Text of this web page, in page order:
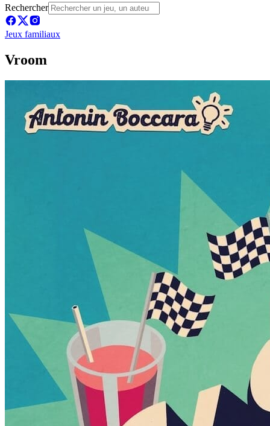
Rechercher
Jeux familiaux
Vroom